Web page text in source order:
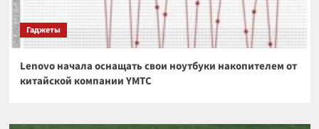
Гаджеты
Lenovo начала оснащать свои ноутбуки накопителем от
китайской компании YMTC